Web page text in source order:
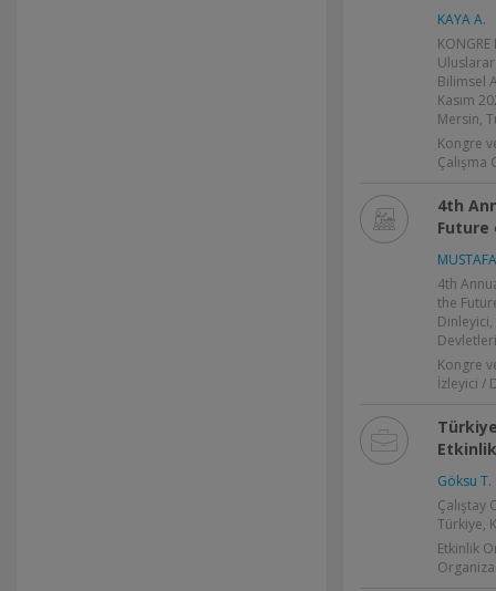
KAYA A.
KONGRE
Bilimsel
Kasım
Mersin,
Kongre
Çalışma
4th
Future
4th
the
Kongre
İzleyici /
Türkiye
Göksu T.
Çalıştay
Türkiye,
Etkinlik